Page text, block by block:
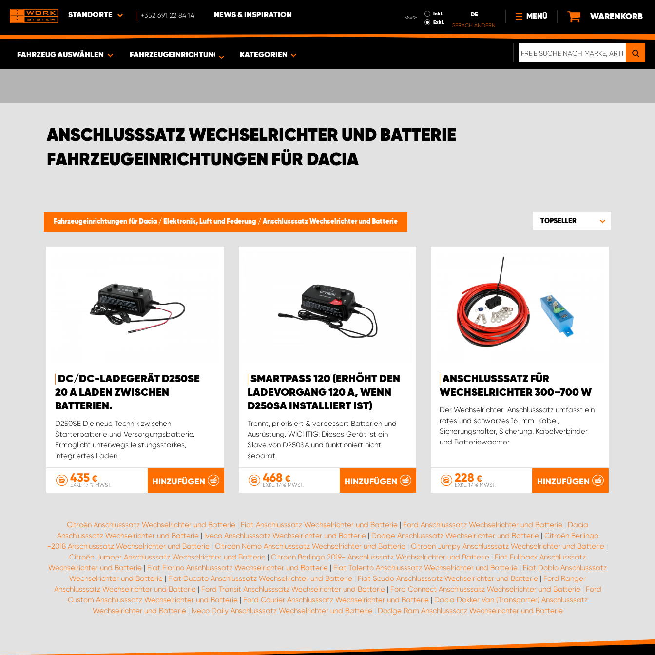
STANDORTE +352 691 22 84 14 NEWS & INSPIRATION MwSt.
Inkl.
Exkl.
DE
SPRACH ÄNDERN
MENÜ
NEWS
WARENKORB
FAHRZEUG AUSWÄHLEN FAHRZEUGEINRICHTUNGEN FÜR DACIA
KATEGORIEN
ANSCHLUSSSATZ WECHSELRICHTER UND BATTERIE
FAHRZEUGEINRICHTUNGEN FÜR DACIA
Fahrzeugeinrichtungen für Dacia / Elektronik, Luft und Federung / Anschlusssatz Wechselrichter und Batterie TOPSELLER
DC/DC-LADEGERÄT D250SE
20 A LADEN ZWISCHEN
BATTERIEN.
D250SE Die neue Technik zwischen
Starterbatterie und Versorgungsbatterie.
Ermöglicht unterwegs leistungsstarkes,
integriertes Laden.
435 €
EXKL. 17 % MWST. HINZUFÜGEN
SMARTPASS 120 (ERHÖHT DEN
LADEVORGANG 120 A, WENN
D250SA INSTALLIERT IST)
Trennt, priorisiert & verbessert Batterien und
Ausrüstung. WICHTIG: Dieses Gerät ist ein
Slave von D250SA und funktioniert nicht
separat.
468 €
EXKL. 17 % MWST. HINZUFÜGEN
ANSCHLUSSSATZ FÜR
WECHSELRICHTER 300–700 W
Der Wechselrichter-Anschlusssatz umfasst ein
rotes und schwarzes 16-mm-Kabel,
Sicherungshalter, Sicherung, Kabelverbinder
und Batteriewächter.
228 €
EXKL. 17 % MWST. HINZUFÜGEN
Citroën Anschlusssatz Wechselrichter und Batterie | Fiat Anschlusssatz Wechselrichter und Batterie | Ford Anschlusssatz Wechselrichter und Batterie | Dacia
Anschlusssatz Wechselrichter und Batterie| Iveco Anschlusssatz Wechselrichter und Batterie| Dodge Anschlusssatz Wechselrichter und Batterie| Citroën Berlingo
-2018 Anschlusssatz Wechselrichter und Batterie | Citroën Nemo Anschlusssatz Wechselrichter und Batterie | Citroën Jumpy Anschlusssatz Wechselrichter und Batterie |
Citroën Jumper Anschlusssatz Wechselrichter und Batterie | Citroën Berlingo 2019- Anschlusssatz Wechselrichter und Batterie | Fiat Fullback Anschlusssatz
Wechselrichter und Batterie | Fiat Fiorino Anschlusssatz Wechselrichter und Batterie | Fiat Talento Anschlusssatz Wechselrichter und Batterie | Fiat Doblo Anschlusssatz
Wechselrichter und Batterie | Fiat Ducato Anschlusssatz Wechselrichter und Batterie | Fiat Scudo Anschlusssatz Wechselrichter und Batterie | Ford Ranger
Anschlusssatz Wechselrichter und Batterie| Ford Transit Anschlusssatz Wechselrichter und Batterie| Ford Connect Anschlusssatz Wechselrichter und Batterie| Ford
Custom Anschlusssatz Wechselrichter und Batterie| Ford Courier Anschlusssatz Wechselrichter und Batterie| Dacia Dokker Van (Transporter) Anschlusssatz
Wechselrichter und Batterie| Iveco Daily Anschlusssatz Wechselrichter und Batterie| Dodge Ram Anschlusssatz Wechselrichter und Batterie